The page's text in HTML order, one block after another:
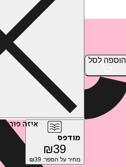
הוספה לסל
איזה
מודפס
₪39
מחיר על הספר: ₪ 39